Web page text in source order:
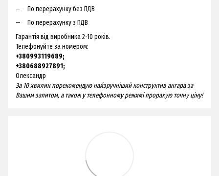
По перерахунку без ПДВ
По перерахунку з ПДВ
Гарантія від виробника 2-10 років.
Телефонуйте за номером:
+380993119689;
+380688927891;
Олександр
За 10 хвилин порекомендую найзручніший конструктив ангара за
Вашим запитом, а також у телефонному режимі прорахую точну ціну!